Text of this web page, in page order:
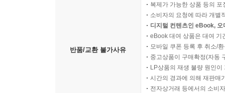
반품/교환 불가사유
복제가 가능한 상품 등의
소비자의 요청에 따라 개별
디지털 컨텐츠인 eBook,
eBook 대여 상품은 대여 기
모바일 쿠폰 등록 후 취소/
중고상품이 구매확정(자동
LP상품의 재생 불량 원인
시간의 경과에 의해 재판매
전자상거래 등에서의 소비